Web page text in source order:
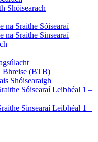
Shóisearach
na Sraithe Sóisearaí
na Sraithe Sinsearaí
Bhreise (BTB)
Shóisearaigh
Sóisearaí Leibhéal 1 –
Sinsearaí Leibhéal 1 –